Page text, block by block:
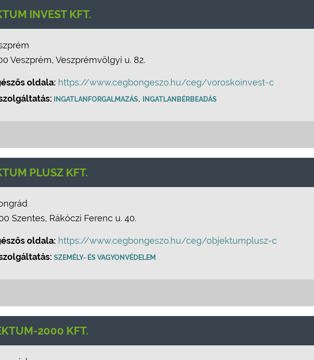
INVEST KFT.
Veszprém, Veszprémvölgyi u. 82.
oldala: https://www.cegbongeszo.hu/ceg/voroskoinvest-c
INGATLANFORGALMAZÁS, INGATLANBÉRBEADÁS
PLUSZ KFT.
Szentes, Rákóczi Ferenc u. 40.
oldala: https://www.cegbongeszo.hu/ceg/objektumplusz-c
SZEMÉLY- ÉS VAGYONVÉDELEM
2000 KFT.